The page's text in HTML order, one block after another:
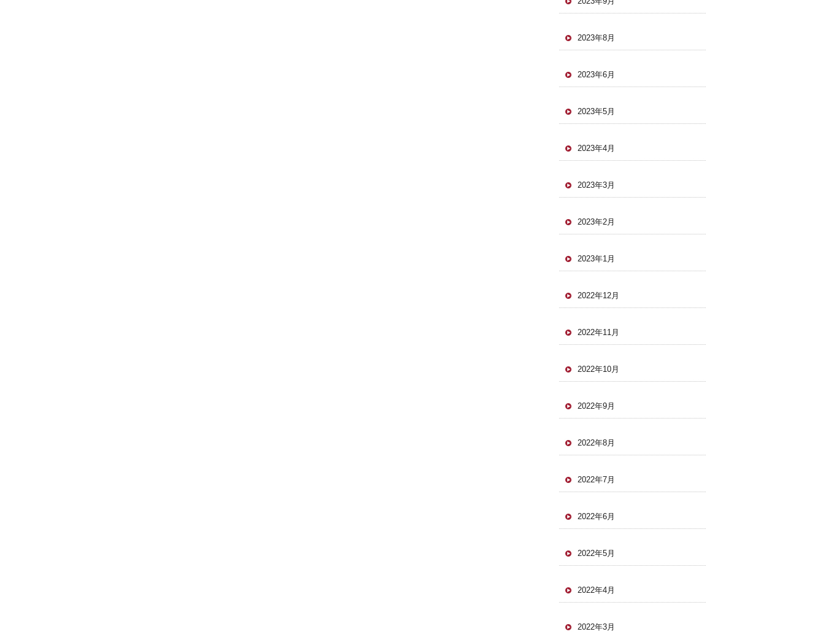
2023年8月
2023年6月
2023年5月
2023年4月
2023年3月
2023年2月
2023年1月
2022年12月
2022年11月
2022年10月
2022年9月
2022年8月
2022年7月
2022年6月
2022年5月
2022年4月
2022年3月